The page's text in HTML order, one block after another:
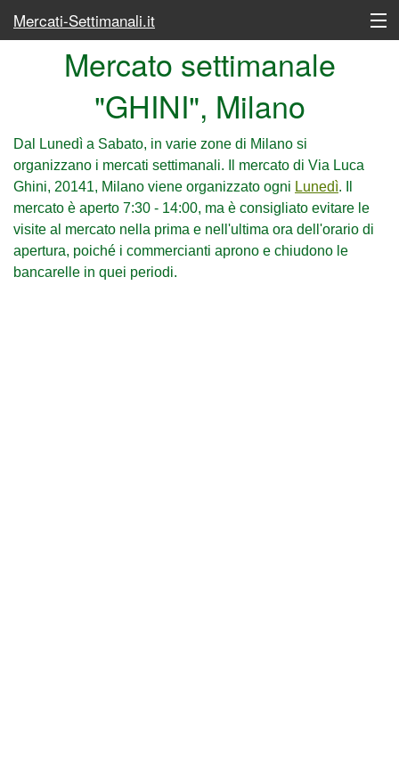
Mercati-Settimanali.it
Mercoledì
Giovedì
Venerdì
Sabato
Mercato settimanale
"GHINI", Milano
Dal Lunedì a Sabato, in varie zone di Milano si
organizzano i mercati settimanali. Il mercato di Via Luca
Ghini, 20141, Milano viene organizzato ogni Lunedì. Il
mercato è aperto 7:30 - 14:00, ma è consigliato evitare le
visite al mercato nella prima e nell'ultima ora dell'orario di
apertura, poiché i commercianti aprono e chiudono le
bancarelle in quei periodi.